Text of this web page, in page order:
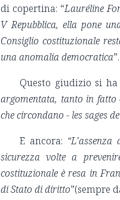
di copertina: “Lauréline
V Repubblica, ella pone
Consiglio costituzionale
una anomalia democratica”.
Questo giudizio si
argomentata, tanto in fatto
che circondano - les sages
E ancora:
sicurezza volte a
costituzionale è resa in
di Stato di diritto”(sempre